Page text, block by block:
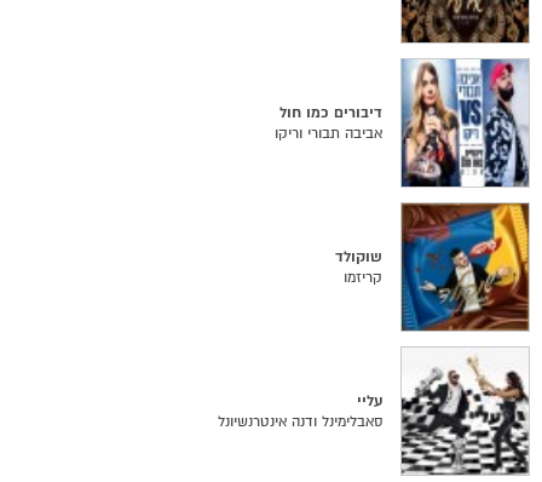
דיבורים כמו חול
אביבה תבורי וריקו
שוקולד
קריזמו
עליי
סאבלימינל ודנה אינטרנשיונל